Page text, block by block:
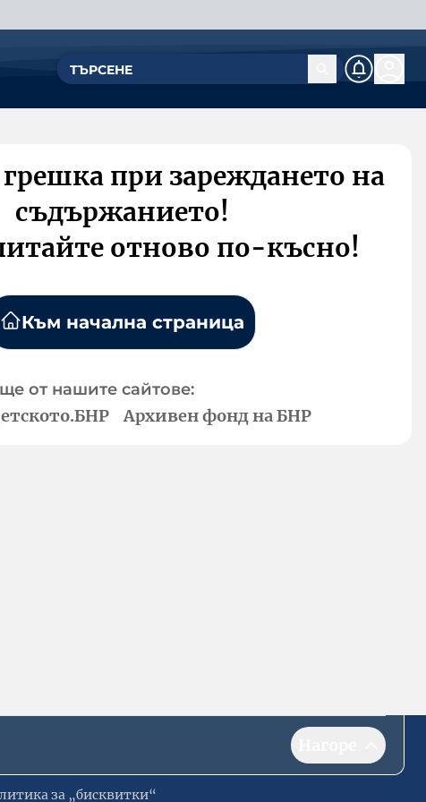
при зареждането на
съдържанието!
отново по-късно!
Към начална страница
от нашите сайтове:
Архивен фонд на БНР
за „бисквитки“